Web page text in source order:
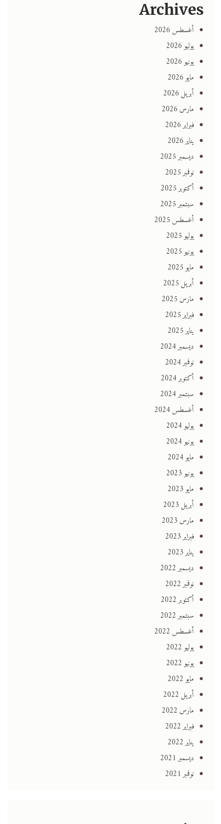
Archives
أغسطس 2026
يوليو 2026
يونيو 2026
مايو 2026
أبريل 2026
مارس 2026
فبراير 2026
يناير 2026
ديسمبر 2025
نوفمبر 2025
أكتوبر 2025
سبتمبر 2025
أغسطس 2025
يوليو 2025
يونيو 2025
مايو 2025
أبريل 2025
مارس 2025
فبراير 2025
يناير 2025
ديسمبر 2024
نوفمبر 2024
أكتوبر 2024
سبتمبر 2024
أغسطس 2024
يوليو 2024
يونيو 2024
مايو 2024
يونيو 2023
مايو 2023
أبريل 2023
مارس 2023
فبراير 2023
يناير 2023
ديسمبر 2022
نوفمبر 2022
أكتوبر 2022
سبتمبر 2022
أغسطس 2022
يوليو 2022
يونيو 2022
مايو 2022
أبريل 2022
مارس 2022
فبراير 2022
يناير 2022
ديسمبر 2021
نوفمبر 2021